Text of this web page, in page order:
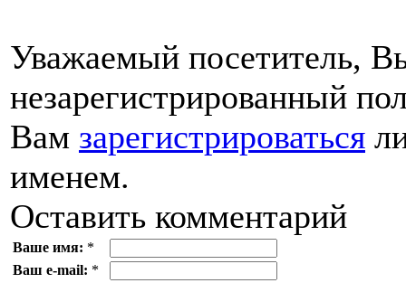
Уважаемый посетитель,
незарегистрированный
Вам зарегистрироваться
именем.
Оставить комментарий
Ваше имя: *
Ваш e-mail: *